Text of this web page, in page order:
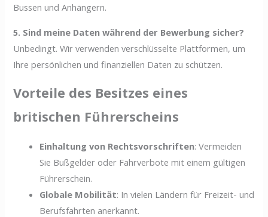
Bussen und Anhängern.
5. Sind meine Daten während der Bewerbung sicher?
Unbedingt. Wir verwenden verschlüsselte Plattformen, um
Ihre persönlichen und finanziellen Daten zu schützen.
Vorteile des Besitzes eines
britischen Führerscheins
Einhaltung von Rechtsvorschriften: Vermeiden
Sie Bußgelder oder Fahrverbote mit einem gültigen
Führerschein.
Globale Mobilität: In vielen Ländern für Freizeit- und
Berufsfahrten anerkannt.